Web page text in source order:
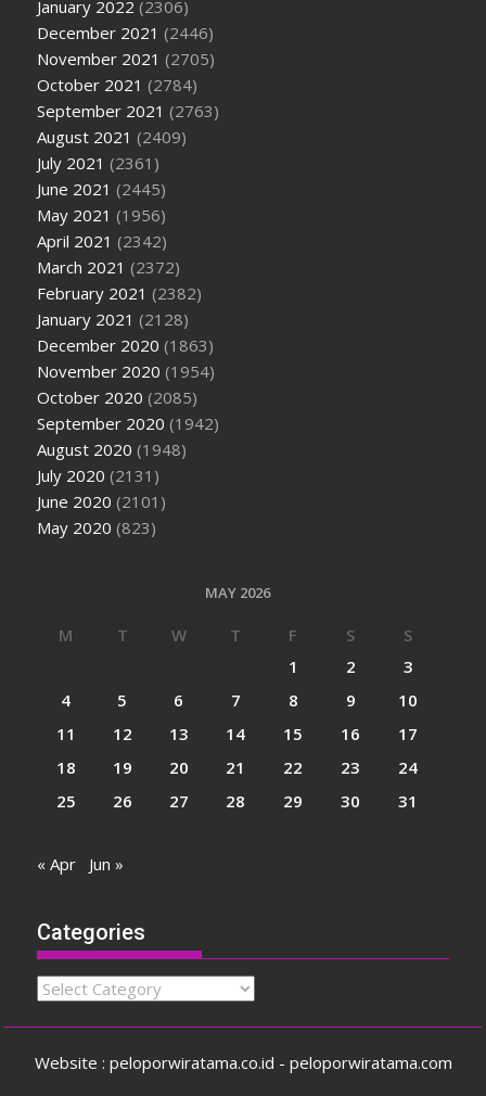
January 2022 (2306)
December 2021 (2446)
November 2021 (2705)
October 2021 (2784)
September 2021 (2763)
August 2021 (2409)
July 2021 (2361)
June 2021 (2445)
May 2021 (1956)
April 2021 (2342)
March 2021 (2372)
February 2021 (2382)
January 2021 (2128)
December 2020 (1863)
November 2020 (1954)
October 2020 (2085)
September 2020 (1942)
August 2020 (1948)
July 2020 (2131)
June 2020 (2101)
May 2020 (823)
MAY 2026
M T W T F S
S
1
2
3
4
5 6 7 8 9
10
11
12 13 14 15 16
17
18
19 20 21 22 23
24
25
26 27 28 29 30 31
« Apr Jun »
Categories
Categories
Website : peloporwiratama.co.id - peloporwiratama.com